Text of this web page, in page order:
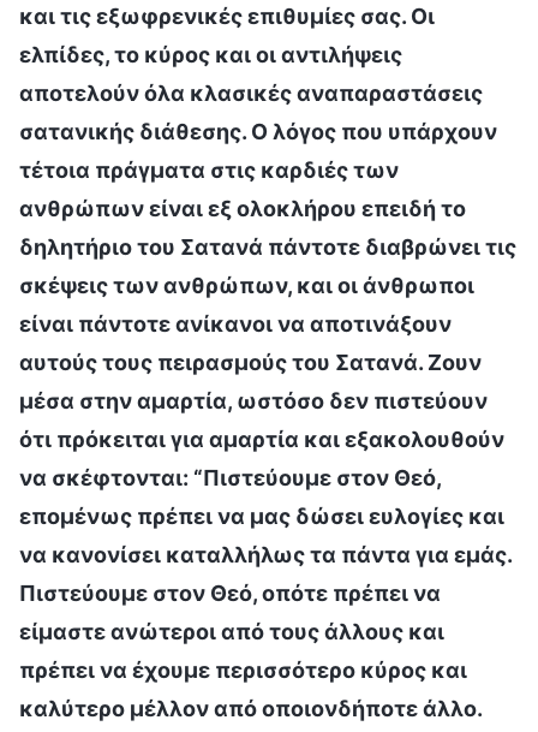
και τις εξωφρενικές επιθυμίες σας. Οι
ελπίδες, το κύρος και οι αντιλήψεις
αποτελούν όλα κλασικές αναπαραστάσεις
σατανικής διάθεσης. Ο λόγος που υπάρχουν
τέτοια πράγματα στις καρδιές των
ανθρώπων είναι εξ ολοκλήρου επειδή το
δηλητήριο του Σατανά πάντοτε διαβρώνει τις
σκέψεις των ανθρώπων, και οι άνθρωποι
είναι πάντοτε ανίκανοι να αποτινάξουν
αυτούς τους πειρασμούς του Σατανά. Ζουν
μέσα στην αμαρτία, ωστόσο δεν πιστεύουν
ότι πρόκειται για αμαρτία και εξακολουθούν
να σκέφτονται: “Πιστεύουμε στον Θεό,
επομένως πρέπει να μας δώσει ευλογίες και
να κανονίσει καταλλήλως τα πάντα για εμάς.
Πιστεύουμε στον Θεό, οπότε πρέπει να
είμαστε ανώτεροι από τους άλλους και
πρέπει να έχουμε περισσότερο κύρος και
καλύτερο μέλλον από οποιονδήποτε άλλο.